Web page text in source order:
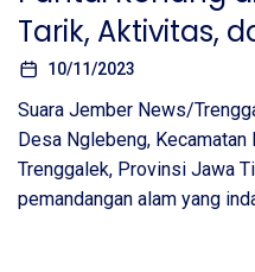
Tarik, Aktivitas,
10/11/2023
Suara Jember News/
Desa Nglebeng, Kecamatan
Trenggalek, Provinsi Jawa
pemandangan alam yang